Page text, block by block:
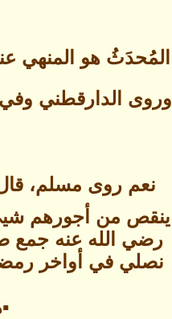
المُحدَثُ هو المنهي
وروى الدارقطني
نعم روى مسلم،
ينقص من أجورهم
رضي الله عنه جمع
نصلي في أواخر